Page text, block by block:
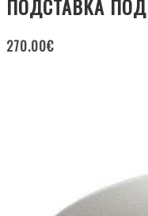
ПОДСТАВКА ПОД
270.00€